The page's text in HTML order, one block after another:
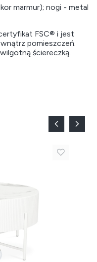
marmur); nogi - metal
FSC® i jest
pomieszczeń.
ściereczką.